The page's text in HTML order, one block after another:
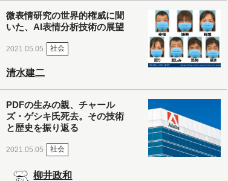
微表情研究の世界的権威に聞
いた、AI表情分析技術の展望
2021.05.05 社会
清水建二
PDFの生みの親、チャール
ズ・ゲシキ氏死去。その技術
と歴史を振り返る
2021.05.05 社会
柳井政和